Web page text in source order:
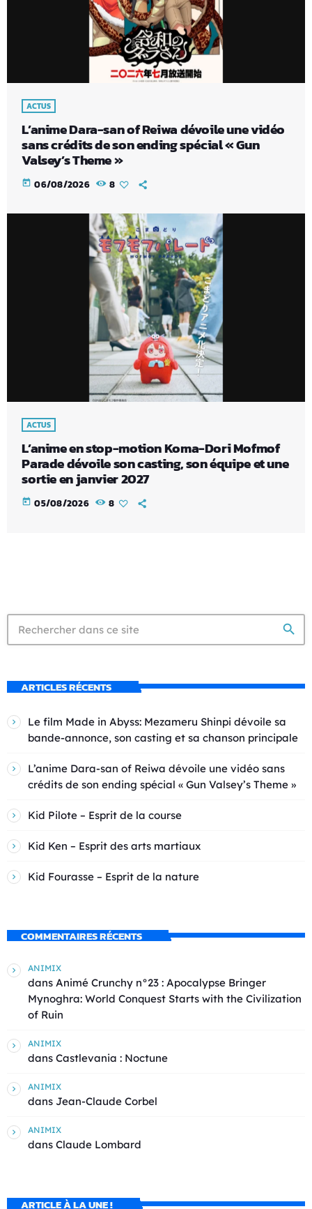
ACTUS
L’anime Dara-san of Reiwa dévoile une vidéo
sans crédits de son ending spécial « Gun
Valsey’s Theme »
today 06/08/2026 8
ACTUS
L’anime en stop-motion Koma-Dori Mofmof
Parade dévoile son casting, son équipe et une
sortie en janvier 2027
today 05/08/2026 8
search
ARTICLES RÉCENTS
Le film Made in Abyss: Mezameru Shinpi dévoile sa
bande-annonce, son casting et sa chanson principale
L’anime Dara-san of Reiwa dévoile une vidéo sans
crédits de son ending spécial « Gun Valsey’s Theme »
Kid Pilote – Esprit de la course
Kid Ken – Esprit des arts martiaux
Kid Fourasse – Esprit de la nature
COMMENTAIRES RÉCENTS
ANIMIX
dans Animé Crunchy n°23 : Apocalypse Bringer
Mynoghra: World Conquest Starts with the Civilization
of Ruin
ANIMIX
dans Castlevania : Noctune
ANIMIX
dans Jean-Claude Corbel
ANIMIX
dans Claude Lombard
ARTICLE À LA UNE !